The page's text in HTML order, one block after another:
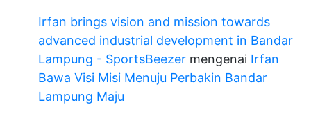
Irfan brings vision and mission towards
advanced industrial development in Bandar
Lampung - SportsBeezer mengenai Irfan
Bawa Visi Misi Menuju Perbakin Bandar
Lampung Maju